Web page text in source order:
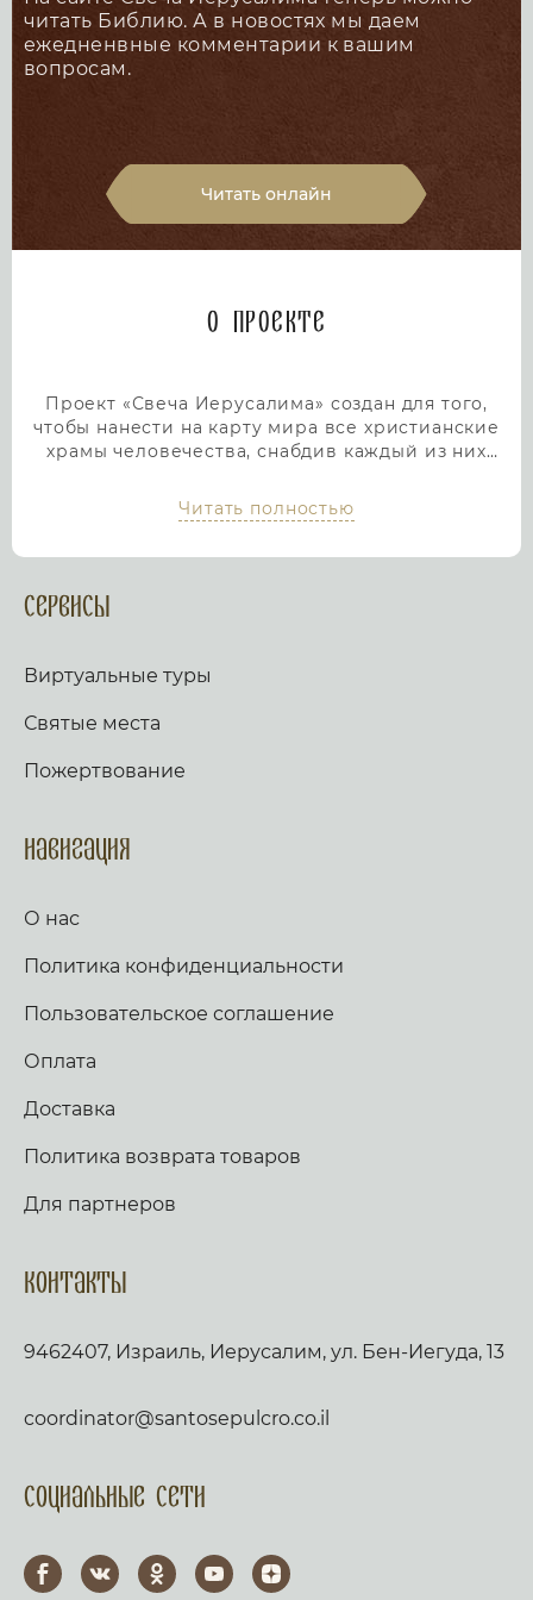
читать Библию. А в новостях мы даем
ежедненвные комментарии к вашим
вопросам.
Читать онлайн
О проекте
Проект «Свеча Иерусалима» создан для того,
чтобы нанести на карту мира все христианские
храмы человечества, снабдив каждый из них
мы дадим людям возможность посетить любой
храм или дольмен не выходя из дома, просто
помощь в возжжения свечей за здравие и
упокой в христианских храмах Иерусалима и
вопросом. Письма помещаются в Стену Плача,
Благодатным огнем.
товаров, освященных на камне Миропомазания.
Читать полностью
Сервисы
Виртуальные туры
Святые места
Пожертвование
Навигация
О нас
Политика конфиденциальности
Пользовательское соглашение
Оплата
Доставка
Политика возврата товаров
Для партнеров
Контакты
9462407, Израиль, Иерусалим, ул. Бен-Иегуда, 13
coordinator@santosepulcro.co.il
Социальные сети